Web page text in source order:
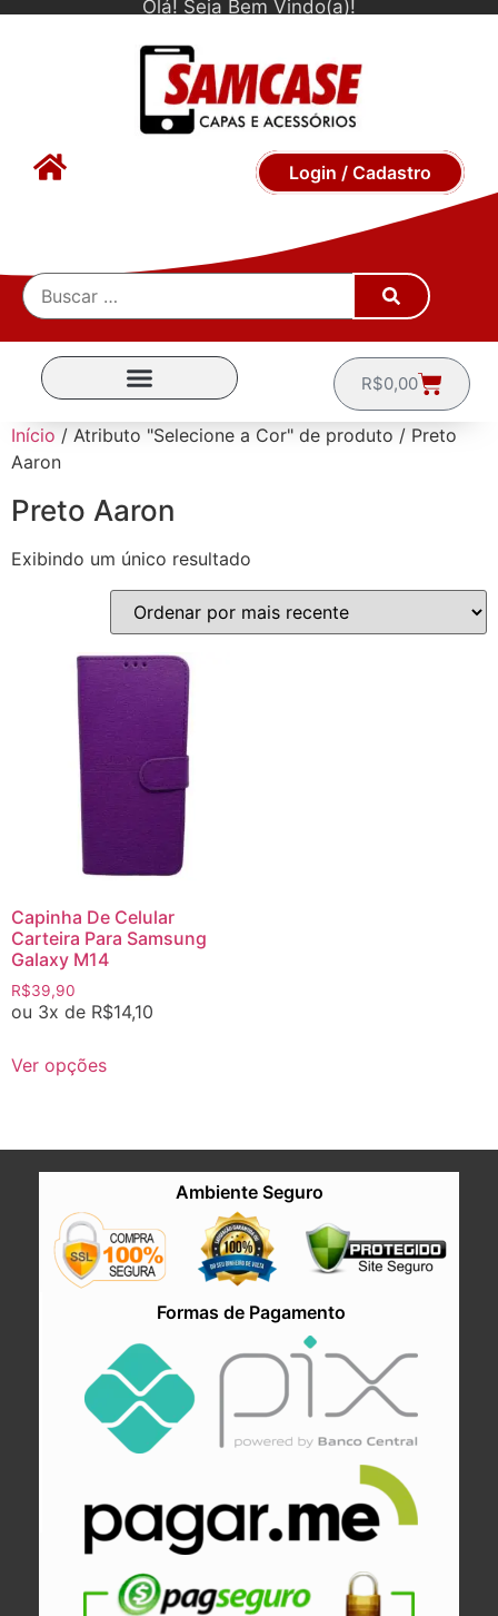
Olá! Seja Bem Vindo(a)!
Login / Cadastro
R$0,00
Início / Atributo "Selecione a Cor" de produto / Preto
Aaron
Preto Aaron
Exibindo um único resultado
Capinha De Celular
Carteira Para Samsung
Galaxy M14
R$39,90
ou 3x de R$14,10
Ver opções
Ambiente Seguro
Formas de Pagamento